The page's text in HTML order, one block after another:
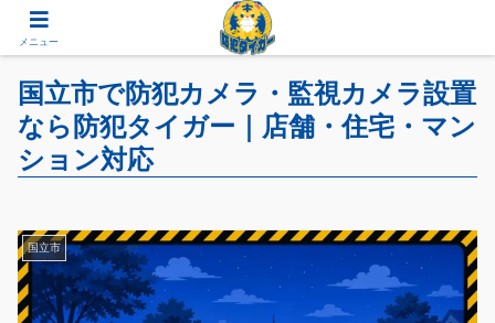
国立市で防犯カメラ・監視カメラ設置
なら防犯タイガー｜店舗・住宅・マン
ション対応
国立市
メニュー